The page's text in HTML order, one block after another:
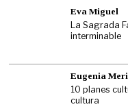
Eva Miguel
La Sagrada
interminable
Eugenia
10 planes
cultura